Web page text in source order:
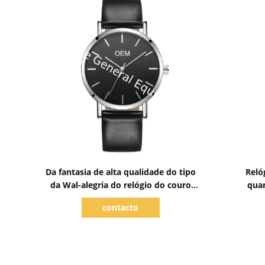
Da fantasia de alta qualidade do tipo
da Wal-alegria do relógio do couro
dos homens do movimento na moda
de quartzo WJ-6494 relógio de pulso
contacto